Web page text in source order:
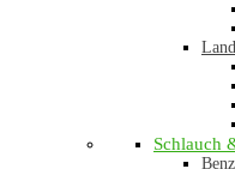
Schlauch